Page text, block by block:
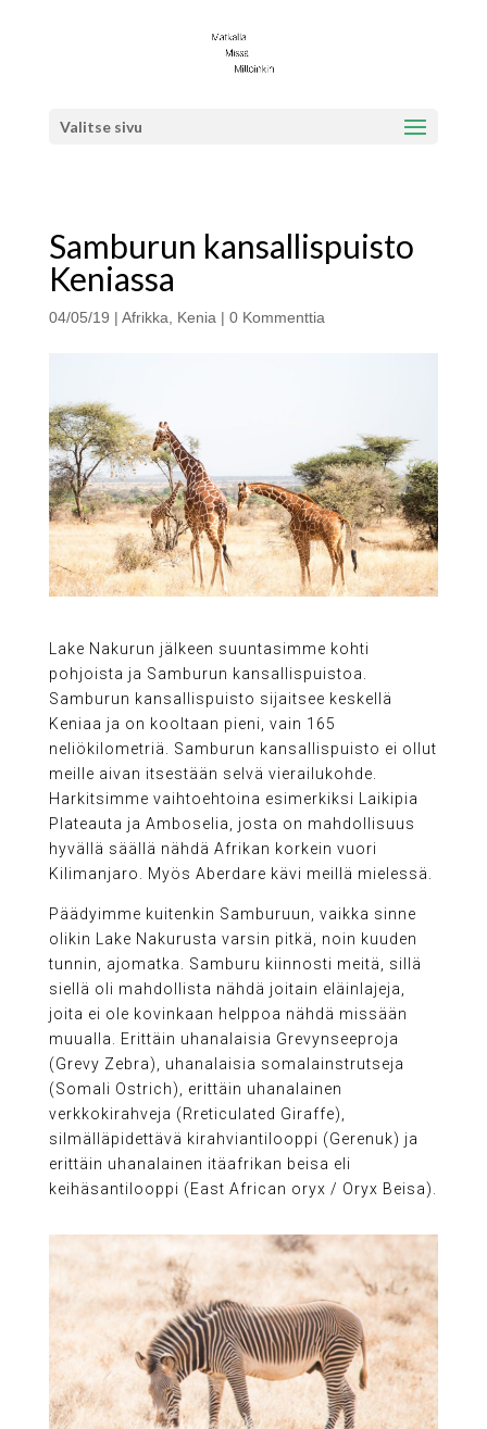
Valitse sivu
Samburun kansallispuisto
Keniassa
04/05/19 | Afrikka Kenia | 0 Kommenttia
Lake Nakurun jälkeen suuntasimme kohti
pohjoista ja Samburun kansallispuistoa.
Samburun kansallispuisto sijaitsee keskellä
Keniaa ja on kooltaan pieni, vain 165
neliökilometriä. Samburun kansallispuisto ei ollut
meille aivan itsestään selvä vierailukohde.
Harkitsimme vaihtoehtoina esimerkiksi Laikipia
Plateauta ja Amboselia, josta on mahdollisuus
hyvällä säällä nähdä Afrikan korkein vuori
Kilimanjaro. Myös Aberdare kävi meillä mielessä.
Päädyimme kuitenkin Samburuun, vaikka sinne
olikin Lake Nakurusta varsin pitkä, noin kuuden
tunnin, ajomatka. Samburu kiinnosti meitä, sillä
siellä oli mahdollista nähdä joitain eläinlajeja,
joita ei ole kovinkaan helppoa nähdä missään
muualla. Erittäin uhanalaisia Grevynseeproja
(Grevy Zebra), uhanalaisia somalainstrutseja
(Somali Ostrich), erittäin uhanalainen
verkkokirahveja (Rreticulated Giraffe),
silmälläpidettävä kirahviantilooppi (Gerenuk) ja
erittäin uhanalainen itäafrikan beisa eli
keihäsantilooppi (East African oryx / Oryx Beisa).